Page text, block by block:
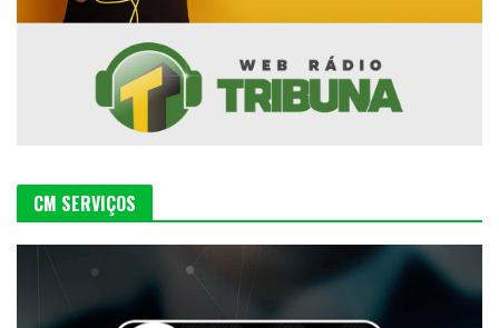
CM SERVIÇOS